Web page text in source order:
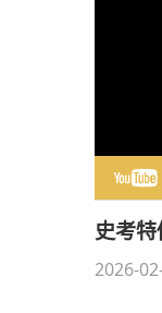
史考特
2026-